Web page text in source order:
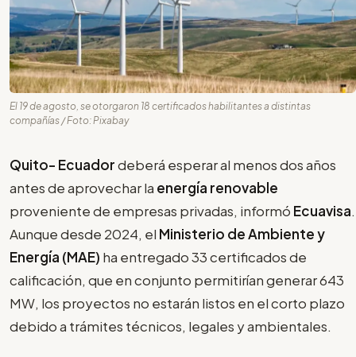
El 19 de agosto, se otorgaron 18 certificados habilitantes a distintas
compañías / Foto: Pixabay
Quito- Ecuadordeberá esperar al menos dos años
antes de aprovechar la energía renovable
proveniente de empresas privadas, informó Ecuavisa.
Aunque desde 2024, el Ministerio de Ambiente y
Energía (MAE) ha entregado 33 certificados de
calificación, que en conjunto permitirían generar 643
MW, los proyectos no estarán listos en el corto plazo
debido a trámites técnicos, legales y ambientales.